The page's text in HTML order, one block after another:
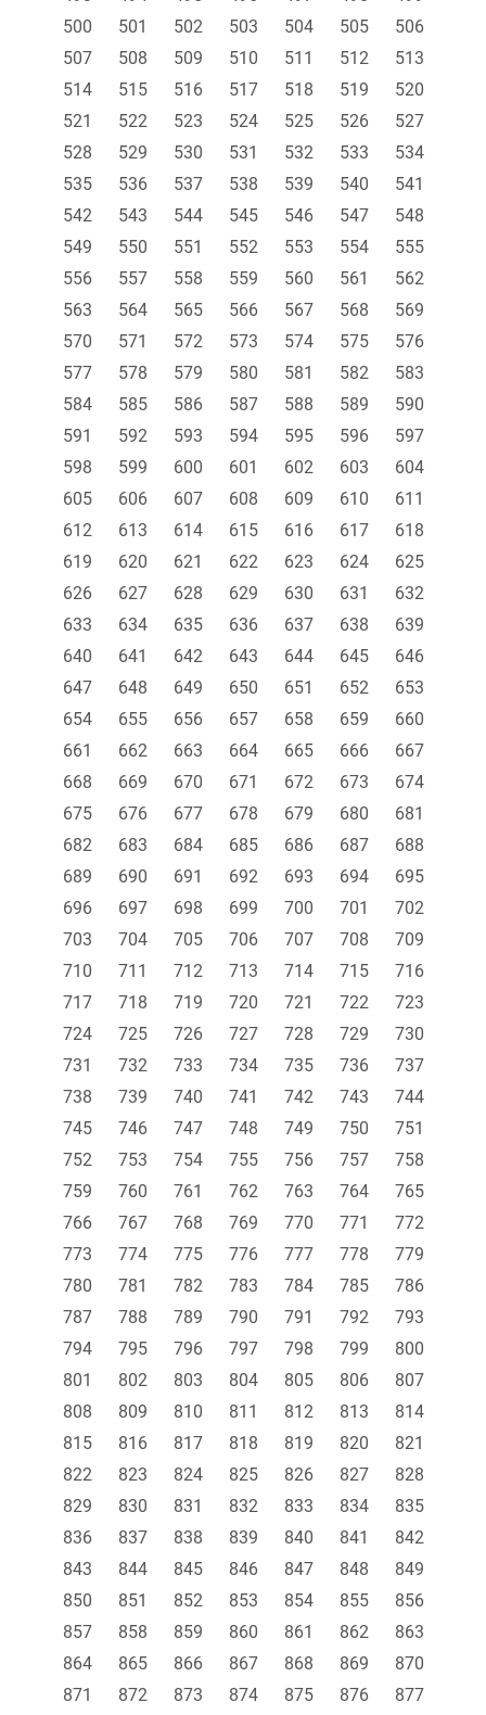
500
501 502 503 504 505
506
507
508 509 510 511 512
513
514
515 516 517 518 519
520
521
522 523 524 525 526
527
528
529 530 531 532 533
534
535
536 537 538 539 540
541
542
543 544 545 546 547
548
549
550 551 552 553 554
555
556
557 558 559 560 561
562
563
564 565 566 567 568
569
570
571 572 573 574 575
576
577
578 579 580 581 582
583
584
585 586 587 588 589
590
591
592 593 594 595 596
597
598
599 600 601 602 603
604
605
606 607 608 609 610
611
612
613 614 615 616 617
618
619
620 621 622 623 624
625
626
627 628 629 630 631
632
633
634 635 636 637 638
639
640
641 642 643 644 645
646
647
648 649 650 651 652
653
654
655 656 657 658 659
660
661
662 663 664 665 666
667
668
669 670 671 672 673
674
675
676 677 678 679 680
681
682
683 684 685 686 687
688
689
690 691 692 693 694
695
696
697 698 699 700 701
702
703
704 705 706 707 708
709
710
711 712 713 714 715
716
717
718 719 720 721 722
723
724
725 726 727 728 729
730
731
732 733 734 735 736
737
738
739 740 741 742 743
744
745
746 747 748 749 750
751
752
753 754 755 756 757
758
759
760 761 762 763 764
765
766
767 768 769 770 771
772
773
774 775 776 777 778
779
780
781 782 783 784 785
786
787
788 789 790 791 792
793
794
795 796 797 798 799
800
801
802 803 804 805 806
807
808
809 810 811 812 813
814
815
816 817 818 819 820
821
822
823 824 825 826 827
828
829
830 831 832 833 834
835
836
837 838 839 840 841
842
843
844 845 846 847 848
849
850
851 852 853 854 855
856
857
858 859 860 861 862
863
864
865 866 867 868 869
870
871
872 873 874 875 876
877